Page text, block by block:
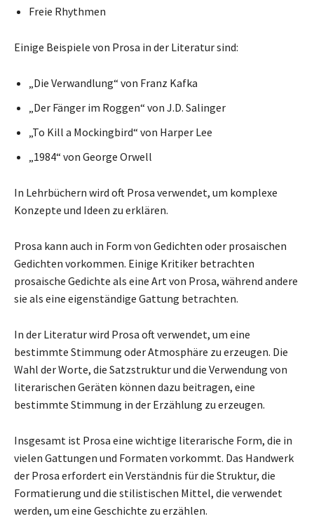
Freie Rhythmen
Einige Beispiele von Prosa in der Literatur sind:
„Die Verwandlung“ von Franz Kafka
„Der Fänger im Roggen“ von J.D. Salinger
„To Kill a Mockingbird“ von Harper Lee
„1984“ von George Orwell
In Lehrbüchern wird oft Prosa verwendet, um komplexe
Konzepte und Ideen zu erklären.
Prosa kann auch in Form von Gedichten oder prosaischen
Gedichten vorkommen. Einige Kritiker betrachten
prosaische Gedichte als eine Art von Prosa, während andere
sie als eine eigenständige Gattung betrachten.
In der Literatur wird Prosa oft verwendet, um eine
bestimmte Stimmung oder Atmosphäre zu erzeugen. Die
Wahl der Worte, die Satzstruktur und die Verwendung von
literarischen Geräten können dazu beitragen, eine
bestimmte Stimmung in der Erzählung zu erzeugen.
Insgesamt ist Prosa eine wichtige literarische Form, die in
vielen Gattungen und Formaten vorkommt. Das Handwerk
der Prosa erfordert ein Verständnis für die Struktur, die
Formatierung und die stilistischen Mittel, die verwendet
werden, um eine Geschichte zu erzählen.